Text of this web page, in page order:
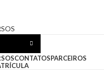
CONTATOSPARCEIROS